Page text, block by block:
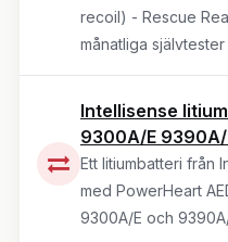
recoil) - Rescue
månatliga självtester
Intellisense
9300A/E 9390A/
Ett litiumbatteri från
med PowerHeart
9300A/E och